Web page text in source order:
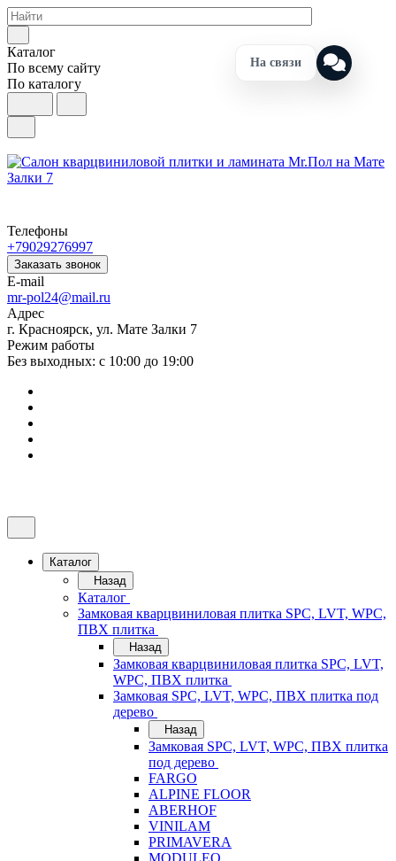
Каталог
По всему сайту
По каталогу
Телефоны
+79029276997
Заказать звонок
E-mail
mr-pol24@mail.ru
Адрес
г. Красноярск, ул. Мате Залки 7
Режим работы
Без выходных: с 10:00 до 19:00
Каталог
Назад
Каталог
Замковая кварцвиниловая плитка SPC, LVT, WPC,
ПВХ плитка
Назад
Замковая кварцвиниловая плитка SPC, LVT,
WPC, ПВХ плитка
Замковая SPC, LVT, WPC, ПВХ плитка под
дерево
Назад
Замковая SPC, LVT, WPC, ПВХ плитка
под дерево
FARGO
ALPINE FLOOR
ABERHOF
VINILAM
PRIMAVERA
MODULEO
На связи